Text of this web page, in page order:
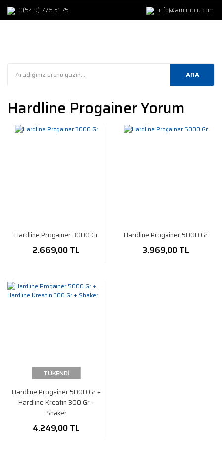
0(549) 776 51 75 info@aminocu.com
ARA
Hardline Progainer Yorum
Hardline Progainer 3000 Gr
2.669,00 TL
Hardline Progainer 5000 Gr
3.969,00 TL
TÜKENDİ
Hardline Progainer 5000 Gr +
Hardline Kreatin 300 Gr +
Shaker
4.249,00 TL